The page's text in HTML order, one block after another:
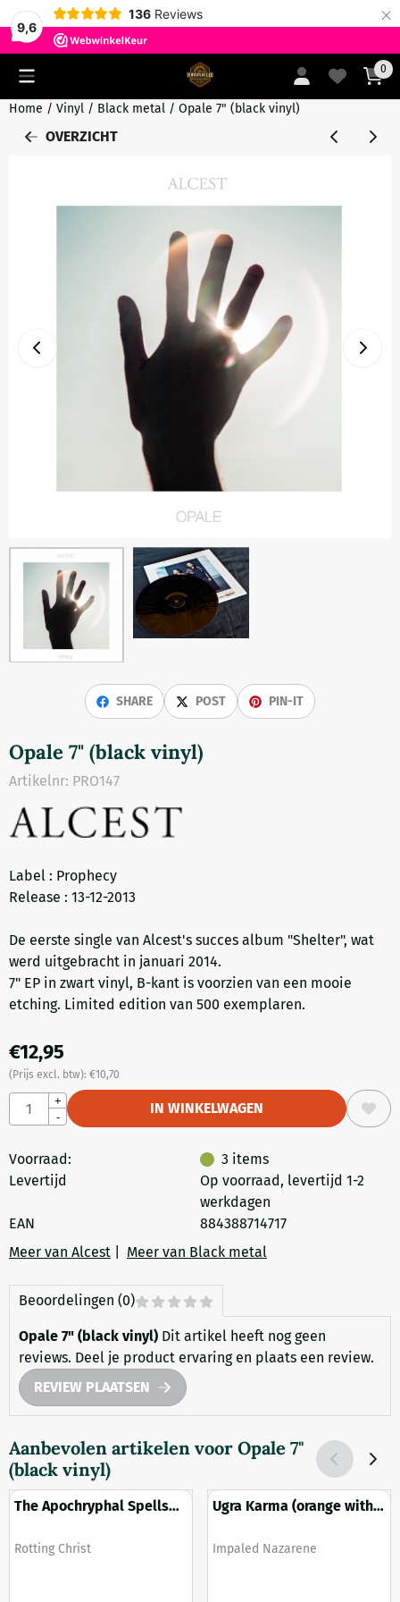
9,6
136 Reviews ×
Cookievoorkeuren zijn momenteel gesloten. 0
Home / Vinyl / Black metal / Opale 7" (black vinyl)
OVERZICHT
SHARE POST PIN-IT
Opale 7" (black vinyl)
Artikelnr: PRO147
Label : Prophecy
Release : 13-12-2013
De eerste single van Alcest's succes album "Shelter", wat
werd uitgebracht in januari 2014.
7" EP in zwart vinyl, B-kant is voorzien van een mooie
etching. Limited edition van 500 exemplaren.
€12,95
(Prijs excl. btw): €10,70
Aantal
+
-
IN WINKELWAGEN
Voorraad: 3 items
Levertijd
Op voorraad, levertijd 1-2
werkdagen
EAN
884388714717
Meer van Alcest
Meer van Black metal
Beoordelingen (0)
Opale 7" (black vinyl) Dit artikel heeft nog geen
reviews. Deel je product ervaring en plaats een review.
REVIEW PLAATSEN
Aanbevolen artikelen voor Opale 7"
(black vinyl)
The Apochryphal Spells
Merk:
Rotting Christ
Ugra Karma (orange with
Merk:
Impaled Nazarene